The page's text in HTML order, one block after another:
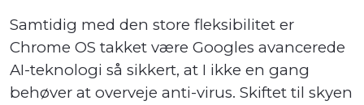
Samtidig med den store fleksibilitet er
Chrome OS takket være Googles avancerede
AI-teknologi så sikkert, at I ikke en gang
behøver at overveje anti-virus. Skiftet til skyen